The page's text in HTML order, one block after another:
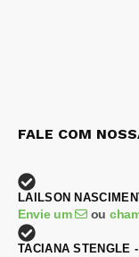
FALE COM
LAILSON
Envie um ou
TACIANA STENGLE